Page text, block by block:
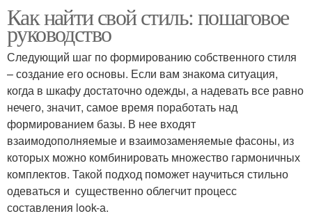
Как найти свой стиль: пошаговое
руководство
Следующий шаг по формированию собственного стиля
– создание его основы. Если вам знакома ситуация,
когда в шкафу достаточно одежды, а надевать все равно
нечего, значит, самое время поработать над
формированием базы. В нее входят
взаимодополняемые и взаимозаменяемые фасоны, из
которых можно комбинировать множество гармоничных
комплектов. Такой подход поможет научиться стильно
одеваться и существенно облегчит процесс
составления look-а.